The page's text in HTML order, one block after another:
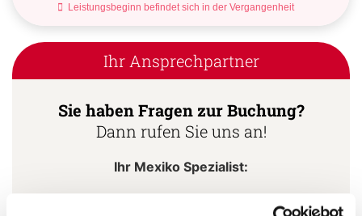
Leistungsbeginn befindet sich in der Vergangenheit
Ihr Ansprechpartner
Sie haben Fragen zur Buchung?
Dann rufen Sie uns an!
Ihr Mexiko Spezialist: